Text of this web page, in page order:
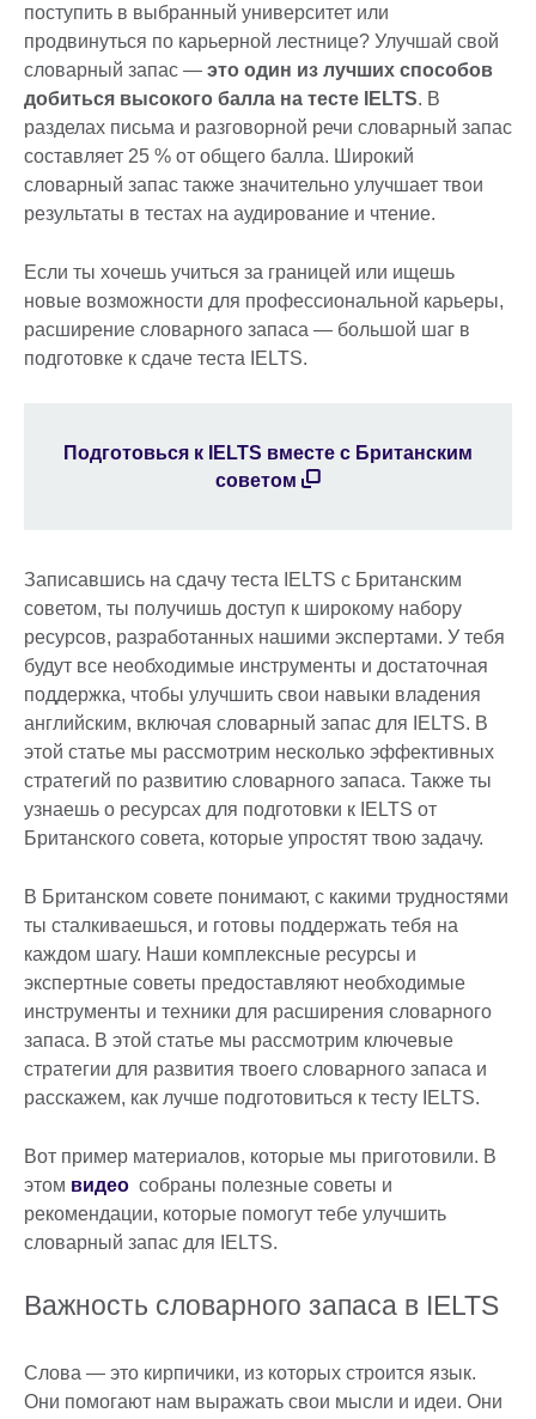
поступить в выбранный университет или
продвинуться по карьерной лестнице? Улучшай свой
словарный запас — это один из лучших способов
добиться высокого балла на тесте IELTS. В
разделах письма и разговорной речи словарный запас
составляет 25 % от общего балла. Широкий
словарный запас также значительно улучшает твои
результаты в тестах на аудирование и чтение.
Если ты хочешь учиться за границей или ищешь
новые возможности для профессиональной карьеры,
расширение словарного запаса — большой шаг в
подготовке к сдаче теста IELTS.
Подготовься к IELTS вместе с Британским
советом
Записавшись на сдачу теста IELTS с Британским
советом, ты получишь доступ к широкому набору
ресурсов, разработанных нашими экспертами. У тебя
будут все необходимые инструменты и достаточная
поддержка, чтобы улучшить свои навыки владения
английским, включая словарный запас для IELTS. В
этой статье мы рассмотрим несколько эффективных
стратегий по развитию словарного запаса. Также ты
узнаешь о ресурсах для подготовки к IELTS от
Британского совета, которые упростят твою задачу.
В Британском совете понимают, с какими трудностями
ты сталкиваешься, и готовы поддержать тебя на
каждом шагу. Наши комплексные ресурсы и
экспертные советы предоставляют необходимые
инструменты и техники для расширения словарного
запаса. В этой статье мы рассмотрим ключевые
стратегии для развития твоего словарного запаса и
расскажем, как лучше подготовиться к тесту IELTS.
Вот пример материалов, которые мы приготовили. В
этом видео собраны полезные советы и
рекомендации, которые помогут тебе улучшить
словарный запас для IELTS.
Важность словарного запаса в IELTS
Слова — это кирпичики, из которых строится язык.
Они помогают нам выражать свои мысли и идеи. Они